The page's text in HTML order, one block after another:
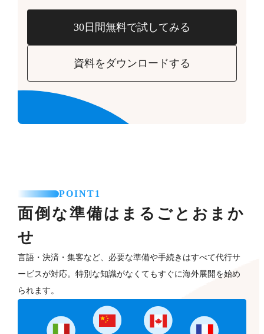
30日間無料で試してみる
資料をダウンロードする
POINT1
面倒な準備はまるごとおまか
せ
言語・決済・集客など、必要な準備や手続きはすべて代行サ
ービスが対応。特別な知識がなくてもすぐに海外展開を始め
られます。